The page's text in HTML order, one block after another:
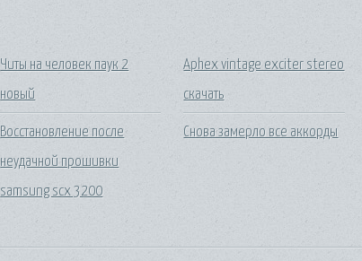
Читы на человек паук 2
новый
Восстановление после
неудачной прошивки
samsung scx 3200
Aphex vintage exciter stereo
скачать
Снова замерло все аккорды